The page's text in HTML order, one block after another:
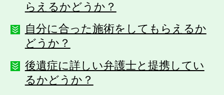
らえるかどうか？
自分に合った施術をしてもらえるか
どうか？
後遺症に詳しい弁護士と提携してい
るかどうか？